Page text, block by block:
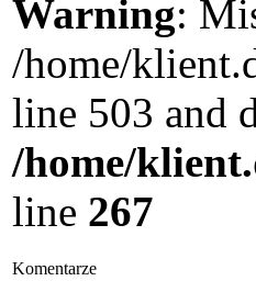
Warning:
/home/
line 503 and
/home/
line 267
Komentarze